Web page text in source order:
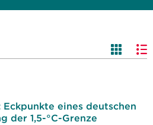
eines deutschen
der 1,5-°C-Grenze